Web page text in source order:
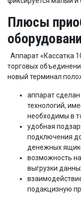
Плюсы
Аппарат «Кассатка
торговых
новый терминал
аппарат
технологий,
необходимы в
удобная
подключения
денежных
возможность
выгрузки
подакцизную